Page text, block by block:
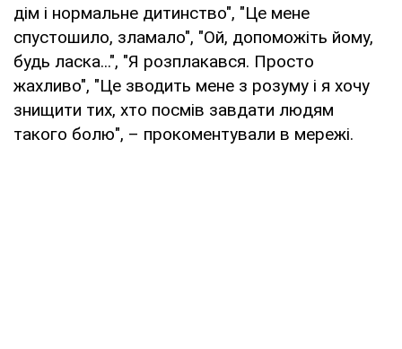
дім і нормальне дитинство", "Це мене
спустошило, зламало", "Ой, допоможіть йому,
будь ласка...", "Я розплакався. Просто
жахливо", "Це зводить мене з розуму і я хочу
знищити тих, хто посмів завдати людям
такого болю", – прокоментували в мережі.